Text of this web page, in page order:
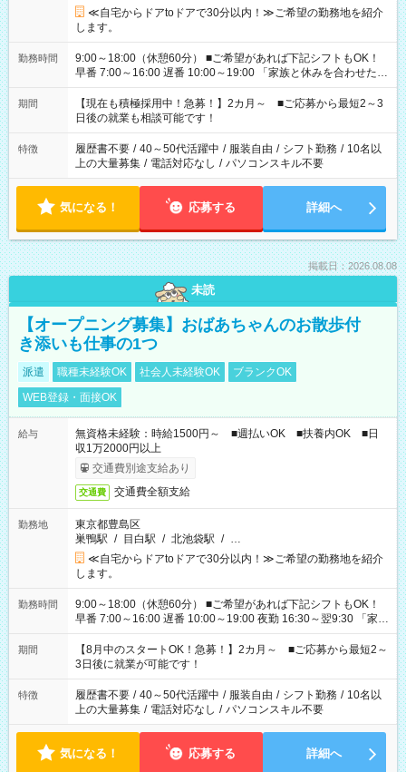
≪自宅からドアtoドアで30分以内！≫ご希望の勤務地を紹介
します。
勤務時間
9:00～18:00（休憩60分） ■ご希望があれば下記シフトもOK！
早番 7:00～16:00 遅番 10:00～19:00 「家族と休みを合わせた
い」 「余裕を持って夕飯の準備がしたい」 「できれば残業はし
たくない」 など、ご希望を教えてくださいね。 ※Wワーク希望
の方へ 今ご覧のお仕事で希望する勤務時間と、もう1つのお仕事
の勤務時間。 合計で週40時間を超える場合は応募できません。
期間
【現在も積極採用中！急募！】2カ月～ ■ご応募から最短2～3
日後の就業も相談可能です！
特徴 履歴書不要 / 40～50代活躍中 / 服装自由 / シフト勤務 / 10名以
上の大量募集 / 電話対応なし / パソコンスキル不要
気になる！ 応募する 詳細へ
掲載日：2026.08.08
未読
【オープニング募集】おばあちゃんのお散歩付
き添いも仕事の1つ
派遣 職種未経験OK 社会人未経験OK
ブランクOK
WEB登録・面接OK
給与
無資格未経験：時給1500円～ ■週払いOK ■扶養内OK ■日
収1万2000円以上
交通費別途支給あり
交通費 交通費全額支給
勤務地
東京都豊島区
巣鴨駅 / 目白駅 / 北池袋駅 / …
≪自宅からドアtoドアで30分以内！≫ご希望の勤務地を紹介
します。
勤務時間
9:00～18:00（休憩60分） ■ご希望があれば下記シフトもOK！
早番 7:00～16:00 遅番 10:00～19:00 夜勤 16:30～翌9:30 「家族
と休みを合わせたい」 「余裕を持って夕飯の準備がしたい」
「できれば残業はしたくない」 など、ご希望を教えてください
ね。 ※Wワーク希望の方へ 今ご覧のお仕事で希望する勤務時間
と、もう1つのお仕事の勤務時間。 合計で週40時間を超える場
合は応募できません。
期間
【8月中のスタートOK！急募！】2カ月～ ■ご応募から最短2～
3日後に就業が可能です！
特徴 履歴書不要 / 40～50代活躍中 / 服装自由 / シフト勤務 / 10名以
上の大量募集 / 電話対応なし / パソコンスキル不要
気になる！ 応募する 詳細へ